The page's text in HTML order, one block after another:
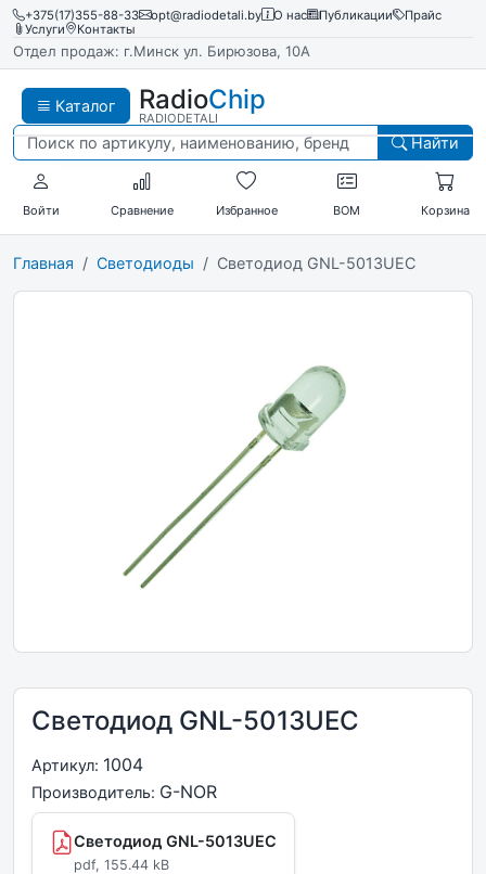
+375(17)355-88-33 opt@radiodetali.by О нас Публикации
Прайс
Услуги
Контакты
Отдел продаж: г.Минск ул. Бирюзова, 10А
Каталог RadioChip
RADIODETALI
Найти
Войти Сравнение Избранное BOM Корзина
Главная Светодиоды Светодиод GNL-5013UEC
Светодиод GNL-5013UEC
Артикул: 1004
Производитель: G-NOR
Светодиод GNL-5013UEC
pdf, 155.44 kB